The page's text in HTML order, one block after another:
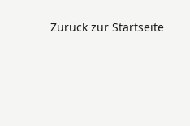
Zurück zur Startseite